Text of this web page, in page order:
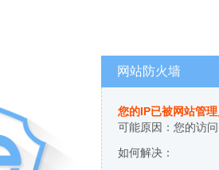
网站防火墙
您的IP已被网站管
可能原因：您的访
如何解决：